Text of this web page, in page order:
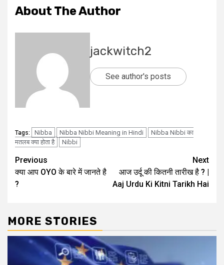
About The Author
jackwitch2
See author's posts
Tags: Nibba Nibba Nibbi Meaning in Hindi
Nibba Nibbi का
मतलब क्या होता है
Nibbi
Post
navigation
Previous
क्या आप OYO के बारे में जानते है
?
Next
आज उर्दू की कितनी तारीख है ? |
Aaj Urdu Ki Kitni Tarikh Hai
MORE STORIES